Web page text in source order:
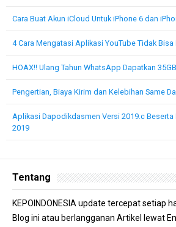
Cara Buat Akun iCloud Untuk iPhone 6 dan
4 Cara Mengatasi Aplikasi YouTube Tidak Bisa
HOAX!! Ulang Tahun WhatsApp Dapatkan
Pengertian, Biaya Kirim dan Kelebihan Same
Aplikasi Dapodikdasmen Versi 2019.c Beserta
2019
Tentang
KEPOINDONESIA update tercepat setiap
Blog ini atau berlangganan Artikel lewat